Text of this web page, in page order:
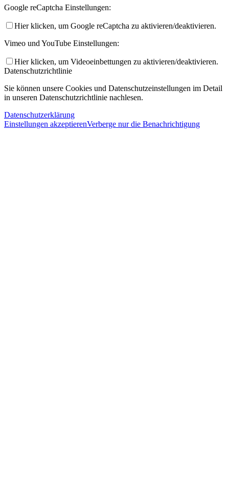
Google reCaptcha Einstellungen:
Hier klicken, um Google reCaptcha zu aktivieren/deaktivieren.
Vimeo und YouTube Einstellungen:
Hier klicken, um Videoeinbettungen zu aktivieren/deaktivieren.
Datenschutzrichtlinie
Sie können unsere Cookies und Datenschutzeinstellungen im Detail
in unseren Datenschutzrichtlinie nachlesen.
Datenschutzerklärung
Einstellungen akzeptierenVerberge nur die Benachrichtigung